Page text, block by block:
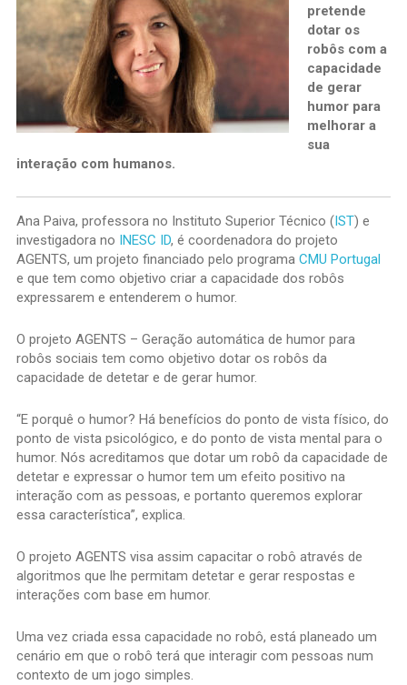
pretende
dotar os
robôs com a
capacidade
de gerar
humor para
melhorar a
sua
interação com humanos.
Ana Paiva, professora no Instituto Superior Técnico (IST) e
investigadora no
INESC ID, é coordenadora do projeto
AGENTS, um projeto financiado pelo programa CMU Portugal
e que tem como objetivo criar a capacidade dos robôs
expressarem e entenderem o humor.
O projeto AGENTS – Geração automática de humor para
robôs sociais tem como objetivo dotar os robôs da
capacidade de detetar e de gerar humor.
“E porquê o humor? Há benefícios do ponto de vista físico, do
ponto de vista psicológico, e do ponto de vista mental para o
humor. Nós acreditamos que dotar um robô da capacidade de
detetar e expressar o humor tem um efeito positivo na
interação com as pessoas, e portanto queremos explorar
essa característica”, explica.
O projeto AGENTS visa assim capacitar o robô através de
algoritmos que lhe permitam detetar e gerar respostas e
interações com base em humor.
Uma vez criada essa capacidade no robô, está planeado um
cenário em que o robô terá que interagir com pessoas num
contexto de um jogo simples.